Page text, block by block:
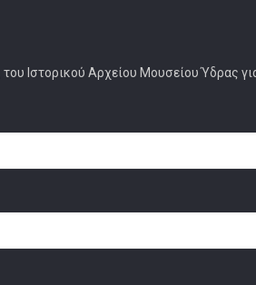
του Ιστορικού Αρχείου Μουσείου Ύδρας